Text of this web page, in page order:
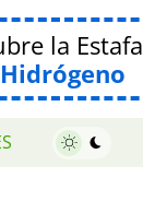
la
Hidrógeno